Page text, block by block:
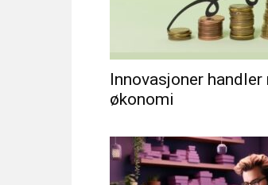
Innovasjoner
økonomi